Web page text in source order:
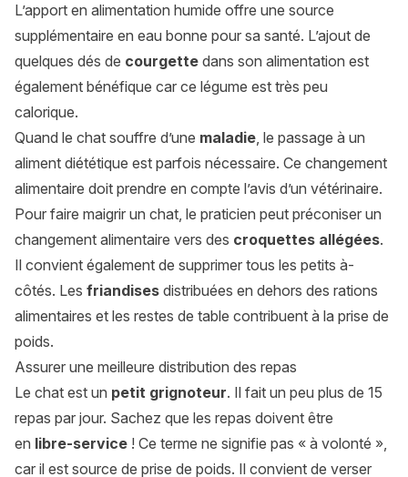
L’apport en alimentation humide offre une source
supplémentaire en eau bonne pour sa santé. L’ajout de
quelques dés de courgette dans son alimentation est
également bénéfique car ce légume est très peu
calorique.
Quand le chat souffre d’une maladie, le passage à un
aliment diététique est parfois nécessaire. Ce changement
alimentaire doit prendre en compte l’avis d’un vétérinaire.
Pour faire maigrir un chat, le praticien peut préconiser un
changement alimentaire vers des croquettes allégées.
Il convient également de supprimer tous les petits à-
côtés. Les friandises distribuées en dehors des rations
alimentaires et les restes de table contribuent à la prise de
poids.
Assurer une meilleure distribution des repas
Le chat est un petit grignoteur. Il fait un peu plus de 15
repas par jour. Sachez que les repas doivent être
en libre-service ! Ce terme ne signifie pas « à volonté »,
car il est source de prise de poids. Il convient de verser